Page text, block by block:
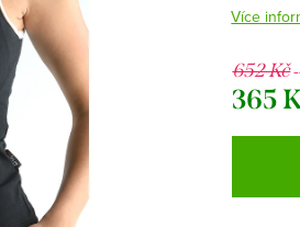
Více
652 Kč
365
Měrná